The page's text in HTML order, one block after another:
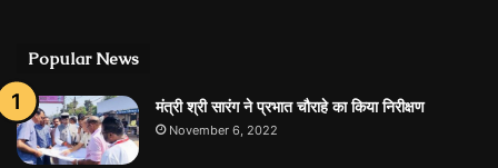
Popular News
मंत्री श्री सारंग ने प्रभात चौराहे का किया निरीक्षण
November 6, 2022